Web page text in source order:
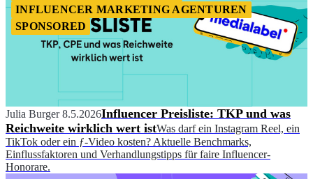
INFLUENCER MARKETING AGENTUREN
SPONSORED
Julia Burger 8.5.2026Influencer Preisliste: TKP und was
Reichweite wirklich wert istWas darf ein Instagram Reel, ein
TikTok oder ein ƒ-Video kosten? Aktuelle Benchmarks,
Einflussfaktoren und Verhandlungstipps für faire Influencer-
Honorare.